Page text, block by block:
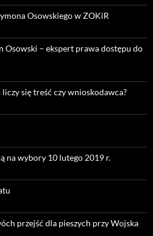
Osowskiego w ZOKiR
Osowski – ekspert prawa dostępu do
się treść czy wnioskodawca?
na wybory 10 lutego 2019 r.
przejść dla pieszych przy Wojska